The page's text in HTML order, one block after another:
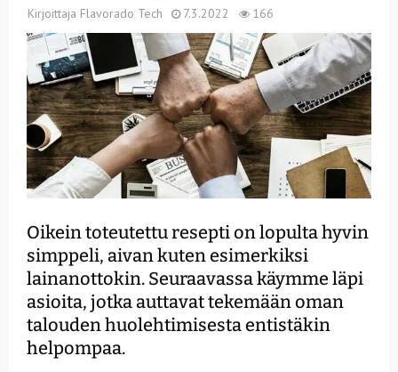
Kirjoittaja Flavorado Tech 7.3.2022 166
Oikein toteutettu resepti on lopulta hyvin
simppeli, aivan kuten esimerkiksi
lainanottokin. Seuraavassa käymme läpi
asioita, jotka auttavat tekemään oman
talouden huolehtimisesta entistäkin
helpompaa.